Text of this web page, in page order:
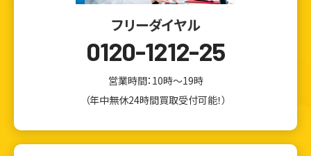
フリーダイヤル
0120-1212-25
営業時間：10時～19時
（年中無休24時間買取受付可能！）